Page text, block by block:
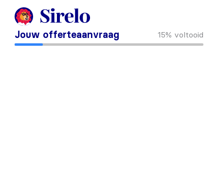
Jouw offerteaanvraag 15% voltooid